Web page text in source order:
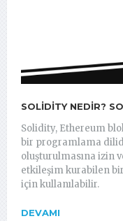
SOLIDITY NEDIR?
Solidity, Ethereum
bir programlama
oluşturulmasına izin
etkileşim kurabilen
için kullanılabilir.
DEVAMI